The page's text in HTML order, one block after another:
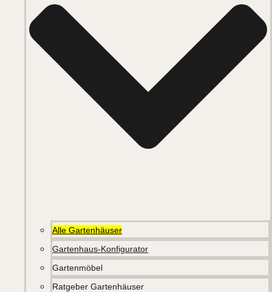
Alle Gartenhäuser
Gartenhaus-Konfigurator
Gartenmöbel
Ratgeber Gartenhäuser